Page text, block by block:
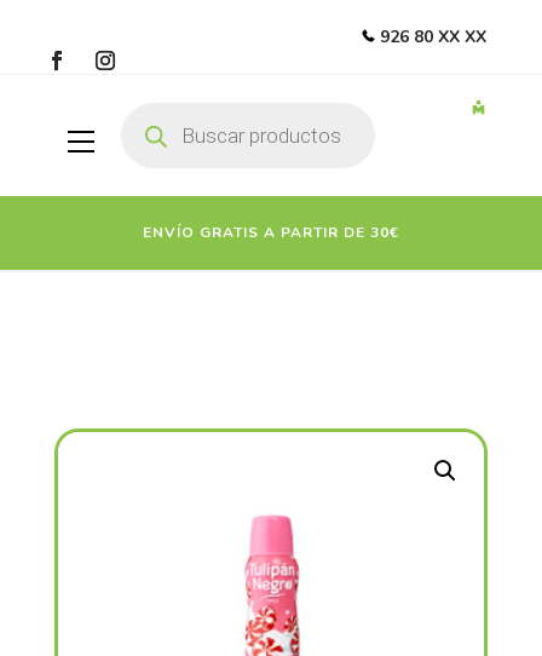
926 80 XX XX
productos
ENVÍO GRATIS A PARTIR DE 30€